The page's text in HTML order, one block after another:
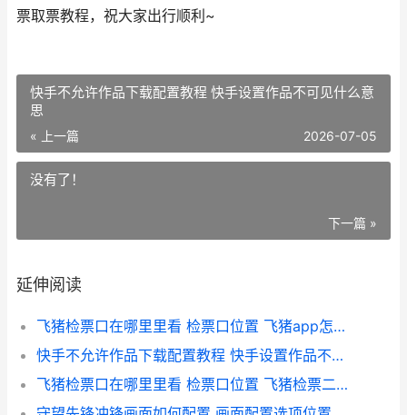
票取票教程，祝大家出行顺利~
快手不允许作品下载配置教程 快手设置作品不可见什么意
思
« 上一篇 2026-07-05
没有了！
下一篇 »
延伸阅读
飞猪检票口在哪里里看 检票口位置 飞猪app怎么查看检票口
快手不允许作品下载配置教程 快手设置作品不可见什么意思
飞猪检票口在哪里里看 检票口位置 飞猪检票二维码在哪